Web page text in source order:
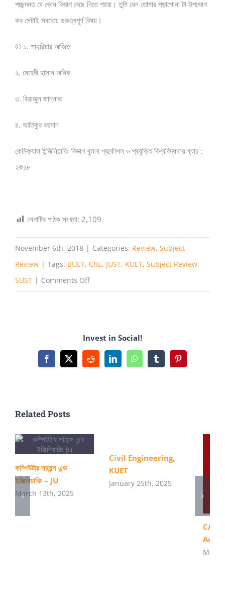
পচ্ছন্দমত যে কোন বিভাগ বেছে নিতে পারো। তুমি যেন তোমার পড়াশোনা টা উপভোগ
কর সেটাই সবচেয়ে গুরুত্বপূর্ণ বিষয়।
©️ ১. শাহরিয়ার আজিজ
২. মেহেদী হাসান অনিক
৩. রিয়াজুল জান্নাত
৪. আতিকুর রহমান
কেমিক্যাল ইন্জিনিয়ারিং বিভাগ খুলনা প্রকৌশল ও প্রযুক্তি বিশ্ববিদ্যালয় ব্যাচ :
২ক১৮
লেখাটির পাঠক সংখ্যা: 2,109
November 6th, 2018 | Categories: Review, Subject
Review | Tags: BUET, ChE, JUST, KUET, Subject Review,
SUST | Comments Offon
BUET
KUET
Invest in Social!
Facebook
X RedditLinkedInWhatsAppTumblrPinterest
Related Posts
কম্পিউটার সায়েন্স এন্ড
ইঞ্জিনিয়ারিং – JU
March 13th, 2025
Civil Engineering,
KUET
January 25th, 2025
CA –
May